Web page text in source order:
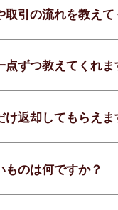
取引の流れを教えて
点ずつ教えてくれま
け返却してもらえま
ものは何ですか？